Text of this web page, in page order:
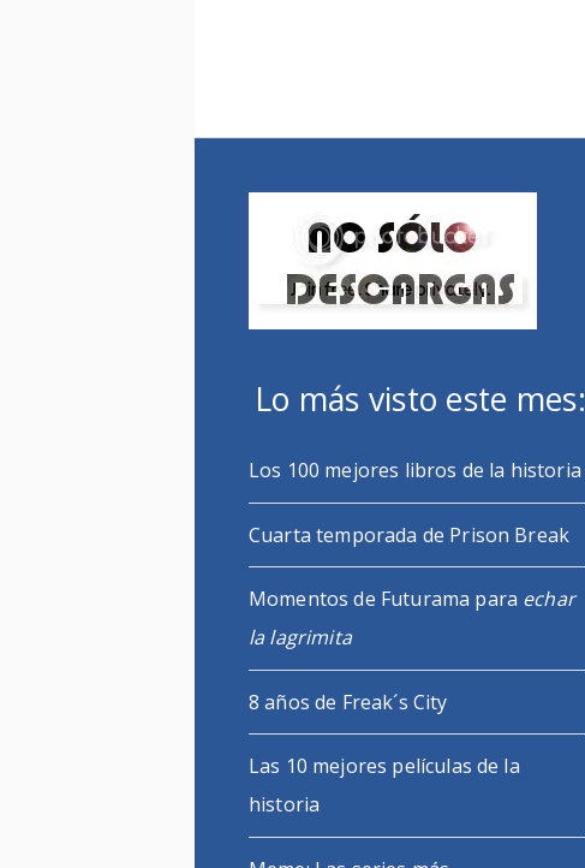
Lo más visto este mes:
Los 100 mejores libros de la historia
Cuarta temporada de Prison Break
Momentos de Futurama para echar
la lagrimita
8 años de Freak´s City
Las 10 mejores películas de la
historia